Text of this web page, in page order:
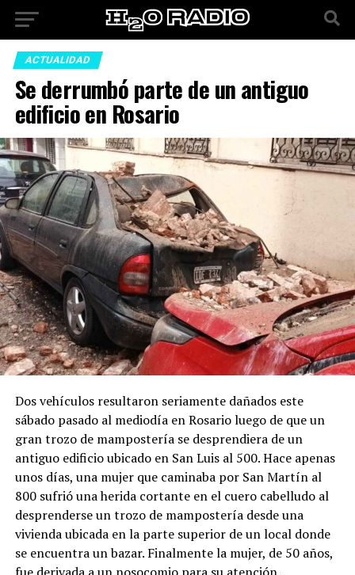
ACTUALIDAD
Se derrumbó parte de un antiguo
edificio en Rosario
Dos vehículos resultaron seriamente dañados este
sábado pasado al mediodía en Rosario luego de que un
gran trozo de mampostería se desprendiera de un
antiguo edificio ubicado en San Luis al 500. Hace apenas
unos días, una mujer que caminaba por San Martín al
800 sufrió una herida cortante en el cuero cabelludo al
desprenderse un trozo de mampostería desde una
vivienda ubicada en la parte superior de un local donde
se encuentra un bazar. Finalmente la mujer, de 50 años,